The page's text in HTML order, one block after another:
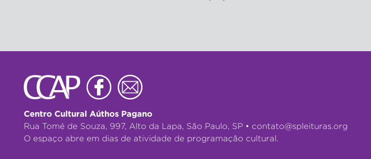
Centro Cultural Aúthos Pagano
Rua Tomé de Souza, 997, Alto da Lapa, São Paulo, SP • contato@spleituras.org
O espaço abre em dias de atividade de programação cultural.